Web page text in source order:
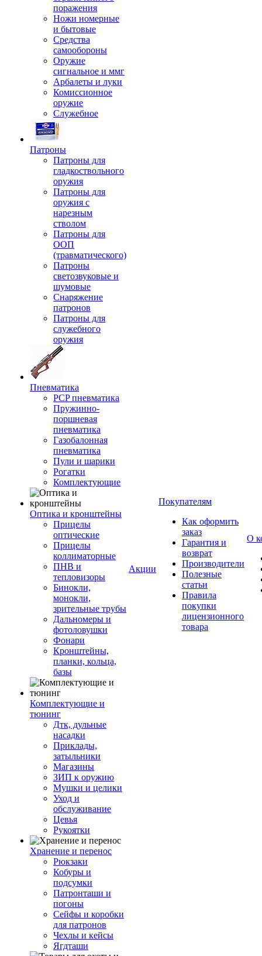
поражения
Ножи номерные
и бытовые
Средства
самообороны
Оружие
сигнальное и ммг
Арбалеты и луки
Комиссионное
оружие
Служебное
Патроны
Патроны для
гладкоствольного
оружия
Патроны для
оружия с
нарезным
стволом
Патроны для
ООП
(травматического)
Патроны
светозвуковые и
шумовые
Снаряжение
патронов
Патроны для
служебного
оружия
Пневматика
PCP пневматика
Пружинно-
поршневая
пневматика
Газобалонная
пневматика
Пули и шарики
Рогатки
Комплектующие
Оптика и кронштейны
Прицелы
оптические
Прицелы
коллиматорные
ПНВ и
тепловизоры
Бинокли,
монокли,
зрительные трубы
Дальномеры и
фотоловушки
Фонари
Кронштейны,
планки, кольца,
базы
Комплектующие и
тюнинг
Дтк, дульные
насадки
Приклады,
затыльники
Магазины
ЗИП к оружию
Мушки и целики
Уход и
обслуживание
Цевья
Рукоятки
Хранение и перенос
Рюкзаки
Кобуры и
подсумки
Патронташи и
погоны
Сейфы и коробки
для патронов
Чехлы и кейсы
Ягдташи
Акции
Покупателям
Как оформить
заказ
Гарантия и
возврат
Производители
Полезные
статьи
Правила
покупки
лицензионного
товара
О